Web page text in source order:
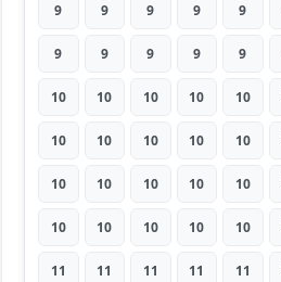
9 9 9 9 9
9 9 9 9 9
10 10 10 10 10
10 10 10 10 10
10 10 10 10 10
10 10 10 10 10
11 11 11 11 11